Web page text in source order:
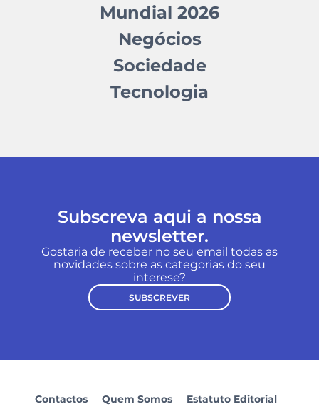
Mundial 2026
Negócios
Sociedade
Tecnologia
Subscreva aqui a nossa
newsletter.
Gostaria de receber no seu email todas as
novidades sobre as categorias do seu
interese?
SUBSCREVER
Contactos Quem Somos Estatuto Editorial